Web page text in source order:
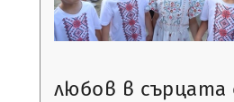
любов в сърцата